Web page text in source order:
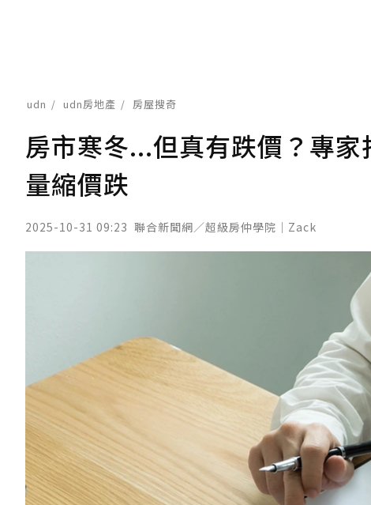
udn udn房地產 房屋搜奇
房市寒冬...但真有跌價？專
量縮價跌
2025-10-31 09:23 聯合新聞網／超級房仲學院｜Zack